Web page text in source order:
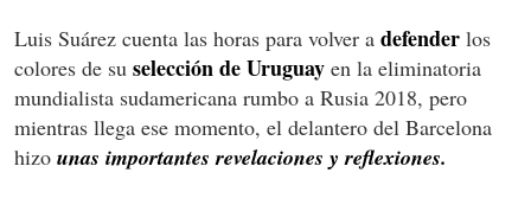
Luis Suárez cuenta las horas para volver a defender los
colores de su selección de Uruguay en la eliminatoria
mundialista sudamericana rumbo a Rusia 2018, pero
mientras llega ese momento, el delantero del Barcelona
hizo unas importantes revelaciones y reflexiones.